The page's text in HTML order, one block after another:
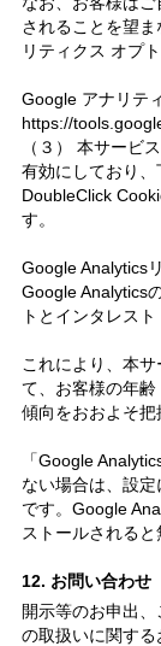
されることを望
リティクス オプ
Google アナリテ
https://
（３） 本サービ
有効にしており
DoubleClick
す。
Google Analytics
Google Analytics
トとインタレスト
これにより、本
て、お客様の年
傾向をおおよそ把
「Google
ない場合は、設
です。Google
ストールされると
12. お問い合わせ
開示等のお申出
の取扱いに関す